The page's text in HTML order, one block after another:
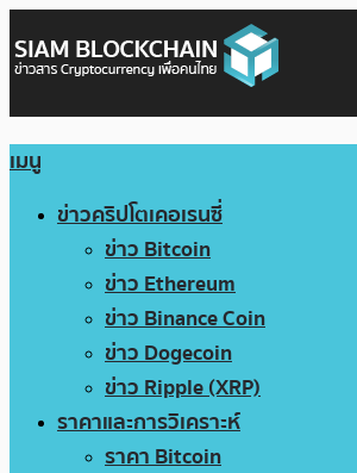
เมนู
ข่าวคริปโตเคอเรนซี่
ข่าว Bitcoin
ข่าว Ethereum
ข่าว Binance Coin
ข่าว Dogecoin
ข่าว Ripple (XRP)
ราคาและการวิเคราะห์
ราคา Bitcoin